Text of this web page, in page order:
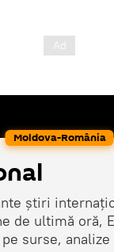
Moldova-România
știri
de ultimă oră,
pe surse,